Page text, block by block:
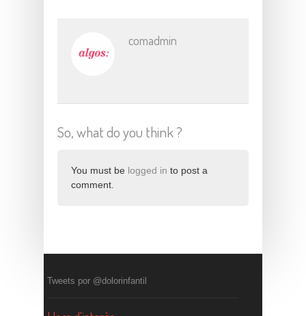
comadmin
So, what do you think ?
You must be logged in to post a
comment.
Tweets por @dolorinfantil